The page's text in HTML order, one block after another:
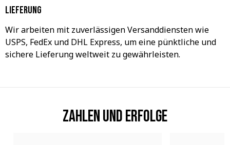
Lieferung
Wir arbeiten mit zuverlässigen Versanddiensten wie
USPS, FedEx und DHL Express, um eine pünktliche und
sichere Lieferung weltweit zu gewährleisten.
Zahlen und Erfolge